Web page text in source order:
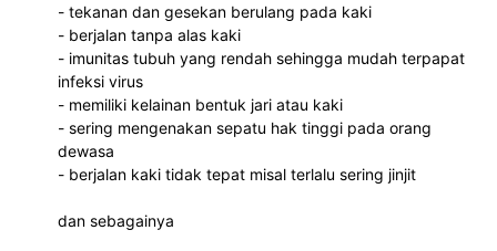
- tekanan dan gesekan berulang pada kaki
- berjalan tanpa alas kaki
- imunitas tubuh yang rendah sehingga mudah terpapat
infeksi virus
- memiliki kelainan bentuk jari atau kaki
- sering mengenakan sepatu hak tinggi pada orang
dewasa
- berjalan kaki tidak tepat misal terlalu sering jinjit
dan sebagainya